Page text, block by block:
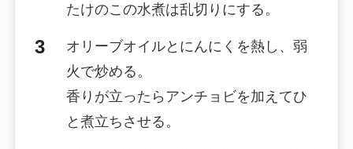
たけのこの水煮は乱切りにする。
オリーブオイルとにんにくを熱し、弱
火で炒める。
香りが立ったらアンチョビを加えてひ
と煮立ちさせる。